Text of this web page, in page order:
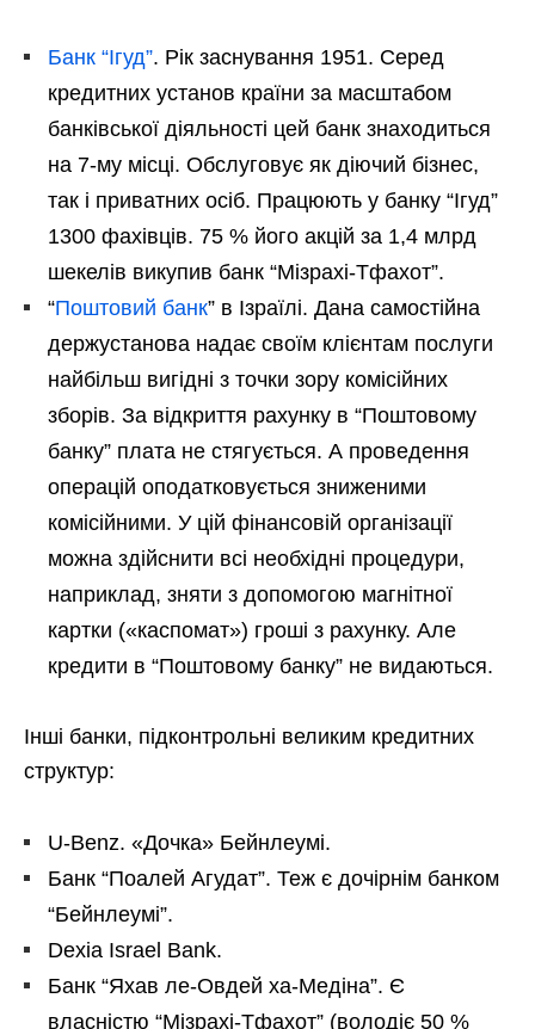
Банк “Ігуд”. Рік заснування 1951. Серед
кредитних установ країни за масштабом
банківської діяльності цей банк знаходиться
на 7-му місці. Обслуговує як діючий бізнес,
так і приватних осіб. Працюють у банку “Ігуд”
1300 фахівців. 75 % його акцій за 1,4 млрд
шекелів викупив банк “Мізрахі-Тфахот”.
“Поштовий банк” в Ізраїлі. Дана самостійна
держустанова надає своїм клієнтам послуги
найбільш вигідні з точки зору комісійних
зборів. За відкриття рахунку в “Поштовому
банку” плата не стягується. А проведення
операцій оподатковується зниженими
комісійними. У цій фінансовій організації
можна здійснити всі необхідні процедури,
наприклад, зняти з допомогою магнітної
картки («каспомат») гроші з рахунку. Але
кредити в “Поштовому банку” не видаються.
Інші банки, підконтрольні великим кредитних
структур:
U-Benz. «Дочка» Бейнлеумі.
Банк “Поалей Агудат”. Теж є дочірнім банком
“Бейнлеумі”.
Dexia Israel Bank.
Банк “Яхав ле-Овдей ха-Медіна”. Є
власністю “Мізрахі-Тфахот” (володіє 50 %